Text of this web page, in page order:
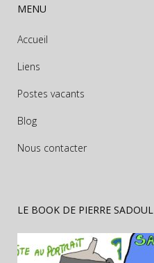
MENU
Accueil
Liens
Postes vacants
Blog
Nous contacter
LE BOOK DE PIERRE SADOUL